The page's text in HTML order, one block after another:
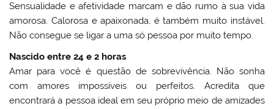
Sensualidade e afetividade marcam e dão rumo à sua vida
amorosa. Calorosa e apaixonada, é também muito instável.
Não consegue se ligar a uma só pessoa por muito tempo.
Nascido entre 24 e 2 horas
Amar para você é questão de sobrevivência. Não sonha
com amores impossíveis ou perfeitos. Acredita que
encontrará a pessoa ideal em seu próprio meio de amizades